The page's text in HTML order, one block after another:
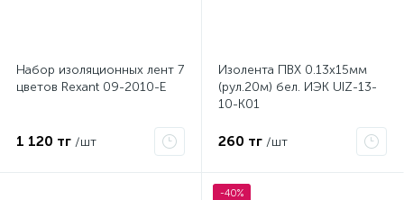
Набор изоляционных лент 7
цветов Rexant 09-2010-E
1 120 тг /шт
Изолента ПВХ 0.13х15мм
(рул.20м) бел. ИЭК UIZ-13-
10-K01
260 тг /шт
-40%